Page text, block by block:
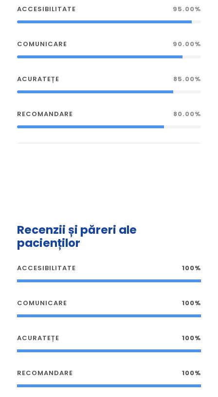
ACCESIBILITATE 95.00%
COMUNICARE 90.00%
ACURATEȚE 85.00%
RECOMANDARE 80.00%
Recenzii și păreri ale
pacienților
ACCESIBILITATE 100%
COMUNICARE 100%
ACURATEȚE 100%
RECOMANDARE 100%